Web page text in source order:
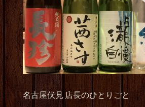
名古屋伏見 店長のひとりごと